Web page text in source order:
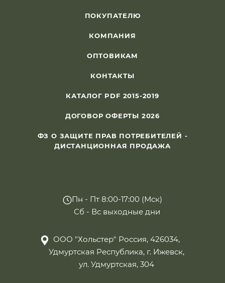
ПОКУПАТЕЛЮ
КОМПАНИЯ
ОПТОВИКАМ
КОНТАКТЫ
КАТАЛОГ PDF 2015-2019
ДОГОВОР ОФЕРТЫ 2026
ФЗ О ЗАЩИТЕ ПРАВ ПОТРЕБИТЕЛЕЙ -
ДИСТАНЦИОННАЯ ПРОДАЖА
Пн - Пт 8:00-17:00 (Мск)
Сб - Вс выходные дни
ООО "Хольстер" Россия, 426034,
Удмуртская Республика, г. Ижевск,
ул. Удмуртская, 304